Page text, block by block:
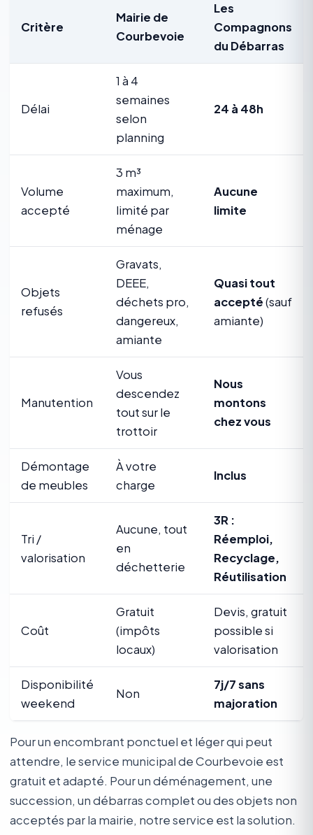
Critère
Mairie de
Courbevoie
Les
Compagnons
du Débarras
Délai
1 à 4
semaines
selon
planning
24 à 48h
Volume
accepté
3 m³
maximum,
limité par
ménage
Aucune
limite
Objets
refusés
Gravats,
DEEE,
déchets pro,
dangereux,
amiante
Quasi tout
accepté(sauf
amiante)
Manutention
Vous
descendez
tout sur le
trottoir
Nous
montons
chez vous
Démontage
de meubles
À votre
charge
Inclus
Tri /
valorisation
Aucune, tout
en
déchetterie
3R :
Réemploi,
Recyclage,
Réutilisation
Coût
Gratuit
(impôts
locaux)
Devis, gratuit
possible si
valorisation
Disponibilité
weekend
Non
7j/7 sans
majoration
Pour un encombrant ponctuel et léger qui peut
attendre, le service municipal de Courbevoie est
gratuit et adapté. Pour un déménagement, une
succession, un débarras complet ou des objets non
acceptés par la mairie, notre service est la solution.